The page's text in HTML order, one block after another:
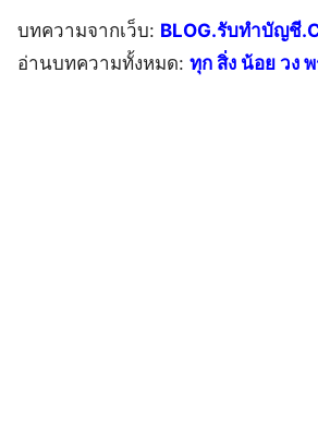
บทความจากเว็บ: BLOG.รับทำบัญชี
อ่านบทความทั้งหมด: ทุก สิ่ง น้อย วง